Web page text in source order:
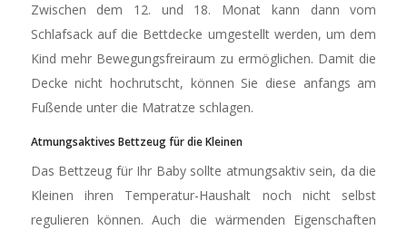
Zwischen dem 12. und 18. Monat kann dann vom
Schlafsack auf die Bettdecke umgestellt werden, um dem
Kind mehr Bewegungsfreiraum zu ermöglichen. Damit die
Decke nicht hochrutscht, können Sie diese anfangs am
Fußende unter die Matratze schlagen.
Atmungsaktives Bettzeug für die Kleinen
Das Bettzeug für Ihr Baby sollte atmungsaktiv sein, da die
Kleinen ihren Temperatur-Haushalt noch nicht selbst
regulieren können. Auch die wärmenden Eigenschaften